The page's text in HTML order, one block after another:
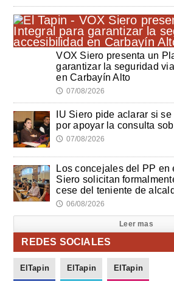
VOX Siero presenta un
garantizar la seguridad
en Carbayín Alto
🕔 07/08/2026
IU Siero pide aclarar si
por apoyar la consulta
🕔 07/08/2026
Los concejales del PP en
Siero solicitan
cese del teniente de
🕔 06/08/2026
Leer mas
REDES SOCIALES
ElTapin ElTapin ElTapin